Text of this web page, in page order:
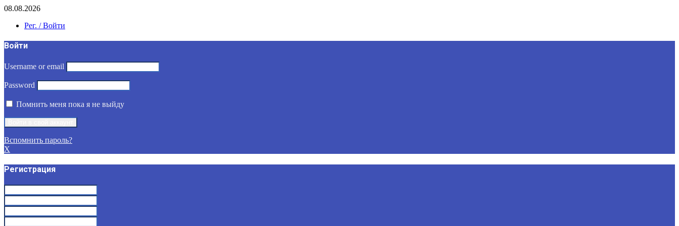
08.08.2026
Рег. / Войти
Войти
Username or email
Password
Помнить меня пока я не выйду
Вспомнить пароль?
X
Регистрация